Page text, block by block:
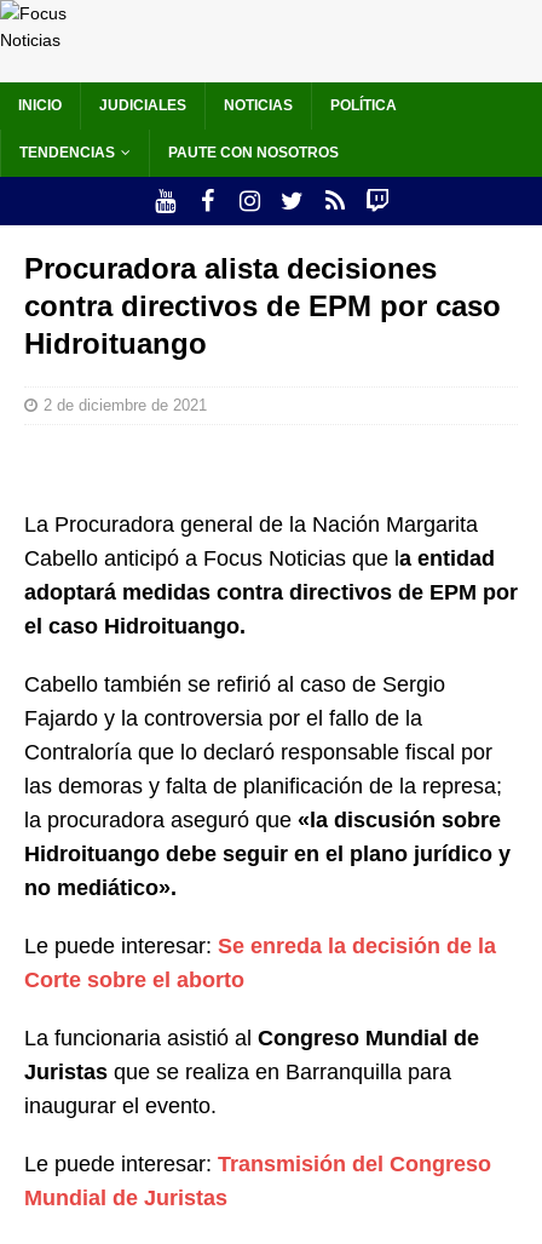
INICIO JUDICIALES NOTICIAS POLÍTICA
TENDENCIAS PAUTE CON NOSOTROS
Procuradora alista decisiones
contra directivos de EPM por caso
Hidroituango
2 de diciembre de 2021
La Procuradora general de la Nación Margarita
Cabello anticipó a Focus Noticias que l a entidad
adoptará medidas contra directivos de EPM por
el caso Hidroituango.
Cabello también se refirió al caso de Sergio
Fajardo y la controversia por el fallo de la
Contraloría que lo declaró responsable fiscal por
las demoras y falta de planificación de la represa;
la procuradora aseguró que «la discusión sobre
Hidroituango debe seguir en el plano jurídico y
no mediático».
Le puede interesar: Se enreda la decisión de la
Corte sobre el aborto
La funcionaria asistió al Congreso Mundial de
Juristas que se realiza en Barranquilla para
inaugurar el evento.
Le puede interesar: Transmisión del Congreso
Mundial de Juristas